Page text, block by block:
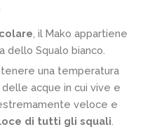
, il Mako appartiene
dello Squalo bianco.
una temperatura
delle acque in cui vive e
veloce e
di tutti gli squali